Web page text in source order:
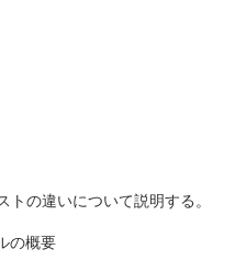
の違いについて説明する。
の概要